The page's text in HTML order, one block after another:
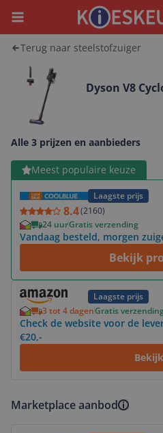
Menu
Terug naar steelstofzuiger
Dyson V8
Alle 3 prijzen en aanbieders
Meest populaire keuze
Laagste prijs
8.4(2160)
24 uurGratis verzending
Vandaag besteld, morgen
Bekijk
Bekijk product
Laagste prijs
3 tot 4 dagenGratis
Check de website voor de
€20,-
Bekijk
Bekijk product
Marketplace aanbod